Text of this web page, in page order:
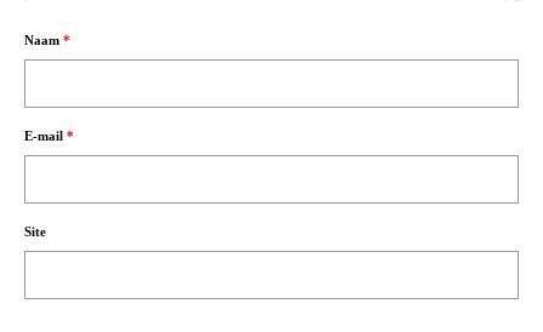
Naam *
E-mail *
Site